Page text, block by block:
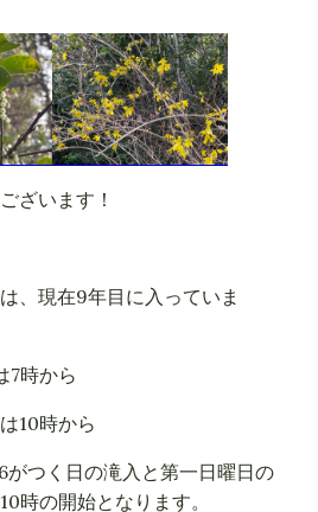
ざいます！
、現在9年目に入っていま
7時から
10時から
つく日の滝入と第一日曜日の
時の開始となります。